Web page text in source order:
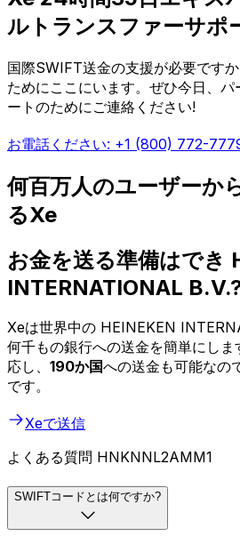
ルトランスファーサポ
国際SWIFT送金の支援が必要です
ためにここにいます。ぜひ今日、
ートのためにご連絡ください!
お電話ください: +1 (800) 772-
何百万人のユーザーか
るXe
お金を送る準備はでき
INTERNATIONAL
Xeは世界中の HEINEKEN
何千もの銀行への送金を簡単にしま
応し、 190か国への送金も可能なの
です。
Xeで送信
よくある質問 HNKNNL2AMM1
SWIFTコードとは何ですか?